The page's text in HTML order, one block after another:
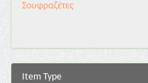
Σουφραζέτες
Item Type